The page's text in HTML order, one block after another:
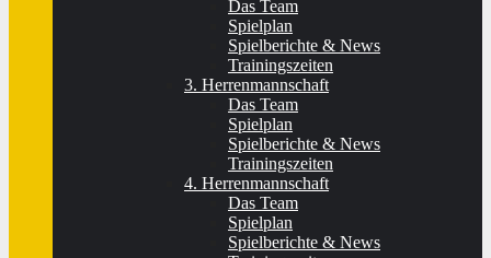
Das Team
Spielplan
Spielberichte & News
Trainingszeiten
3. Herrenmannschaft
Das Team
Spielplan
Spielberichte & News
Trainingszeiten
4. Herrenmannschaft
Das Team
Spielplan
Spielberichte & News